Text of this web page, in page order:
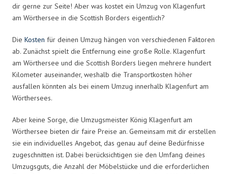
dir gerne zur Seite! Aber was kostet ein Umzug von Klagenfurt
am Wörthersee in die Scottish Borders eigentlich?
Die Kosten für deinen Umzug hängen von verschiedenen Faktoren
ab. Zunächst spielt die Entfernung eine große Rolle. Klagenfurt
am Wörthersee und die Scottish Borders liegen mehrere hundert
Kilometer auseinander, weshalb die Transportkosten höher
ausfallen könnten als bei einem Umzug innerhalb Klagenfurt am
Wörthersees.
Aber keine Sorge, die Umzugsmeister König Klagenfurt am
Wörthersee bieten dir faire Preise an. Gemeinsam mit dir erstellen
sie ein individuelles Angebot, das genau auf deine Bedürfnisse
zugeschnitten ist. Dabei berücksichtigen sie den Umfang deines
Umzugsguts, die Anzahl der Möbelstücke und die erforderlichen